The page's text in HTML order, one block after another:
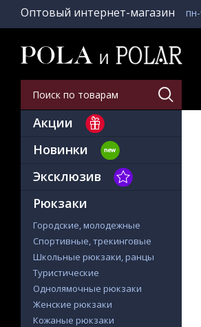
Оптовый интернет-магазин
Акции
Новинки
Эксклюзив
Рюкзаки
Городские, молодежные
Спортивные, трекинговые
Школьные рюкзаки, ранцы
Туристические
Однолямочные рюкзаки
Женские рюкзаки
Кожаные рюкзаки